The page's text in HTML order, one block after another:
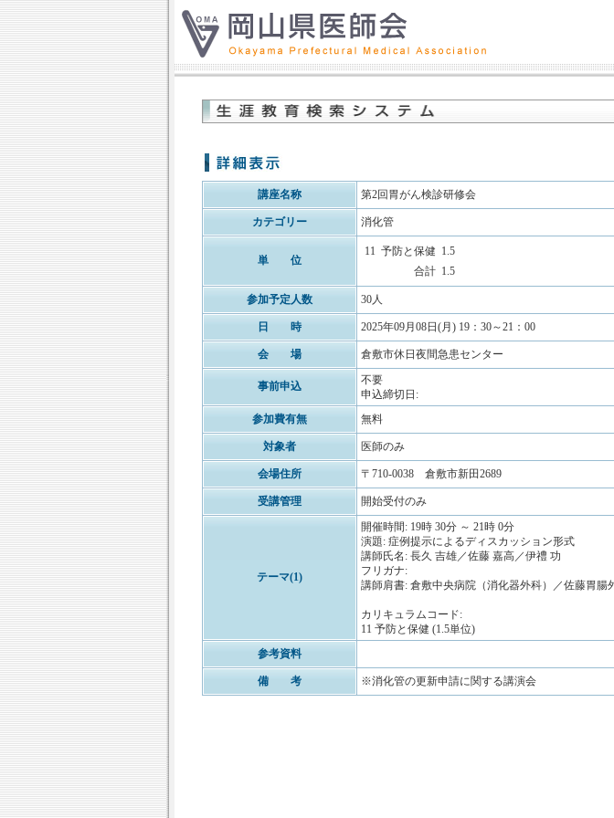
講座名称 第2回胃がん検診研修会
カテゴリー 消化管
単 位
11 予防と保健 1.5
合計 1.5
参加予定人数 30人
日 時 2025年09月08日(月) 19：30～21：00
会 場 倉敷市休日夜間急患センター
事前申込
不要
申込締切日:
参加費有無
無料
対象者 医師のみ
会場住所 〒710-0038 倉敷市新田2689
受講管理 開始受付のみ
テーマ(1)
開催時間: 19時 30分 ～ 21時 0分
演題: 症例提示によるディスカッション形式
講師氏名: 長久 吉雄／佐藤 嘉高／伊禮 功
フリガナ:
講師肩書: 倉敷中央病院（消化器外科）／佐藤胃腸
カリキュラムコード:
11 予防と保健 (1.5単位)
参考資料
備 考 ※消化管の更新申請に関する講演会